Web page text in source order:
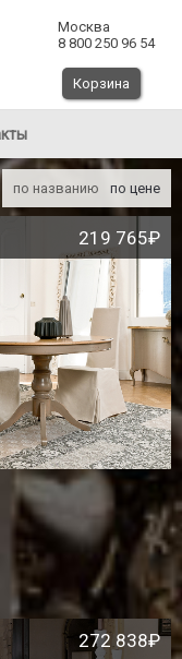
Москва
8 800 250 96 54
Корзина
по названию по цене
219 765₽
272 838₽